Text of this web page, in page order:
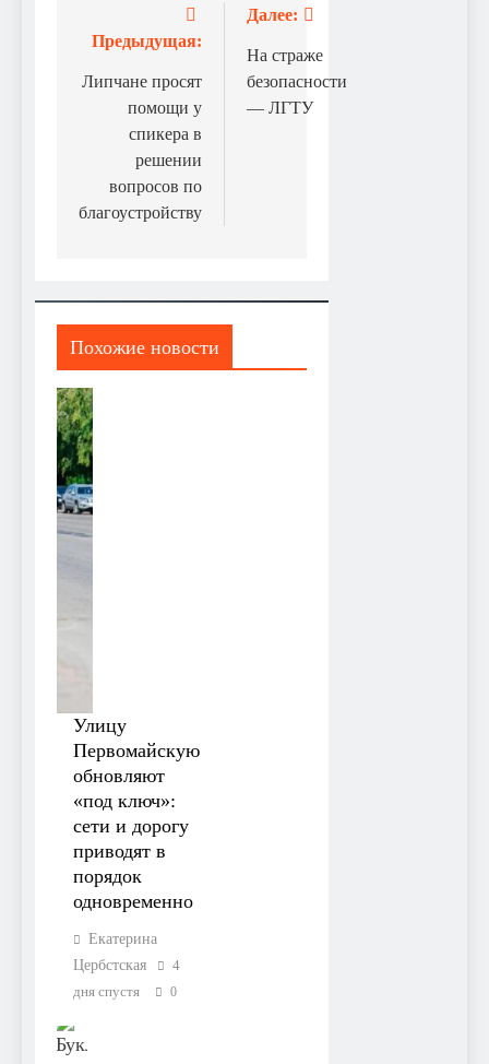
Навигация
по
записям
Предыдущая:
Липчане просят
помощи у
спикера в
решении
вопросов по
благоустройству
Далее:
На страже
безопасности
— ЛГТУ
Похожие новости
Улицу
Первомайскую
обновляют
«под ключ»:
сети и дорогу
приводят в
порядок
одновременно
Екатерина
Цербстская
4
дня спустя
0